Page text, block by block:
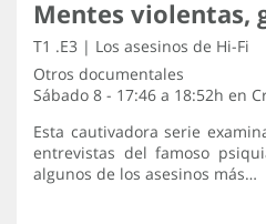
T1 .E3 | Los asesinos de Hi-Fi
Otros documentales
Sábado 8 - 17:46 a 18:52h en
Esta cautivadora serie
entrevistas del famoso
algunos de los asesinos más…